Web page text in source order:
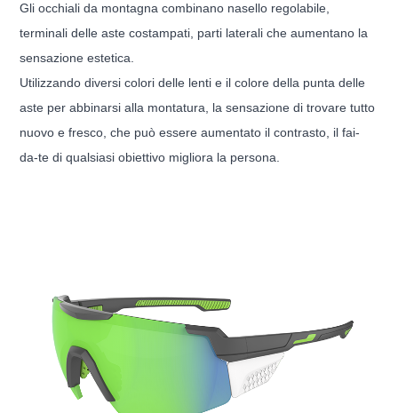
Gli occhiali da montagna combinano nasello regolabile,
terminali delle aste costampati, parti laterali che aumentano la
sensazione estetica.
Utilizzando diversi colori delle lenti e il colore della punta delle
aste per abbinarsi alla montatura, la sensazione di trovare tutto
nuovo e fresco, che può essere aumentato il contrasto, il fai-
da-te di qualsiasi obiettivo migliora la persona.